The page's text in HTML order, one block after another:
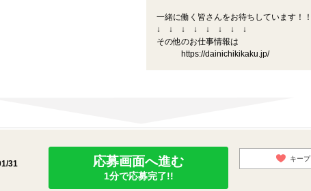
一緒に働く皆さんをお待ちしています！！
↓ ↓ ↓ ↓ ↓ ↓ ↓ ↓
その他のお仕事情報は
https://dainichikikaku.jp/
31
応募画面へ進む
1分で応募完了!!
キープ